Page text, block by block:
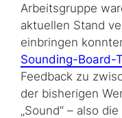
Arbeitsgruppe
aktuellen Stand
einbringen
Sounding-Board-
Feedback zu
der bisherigen
„Sound“ – also